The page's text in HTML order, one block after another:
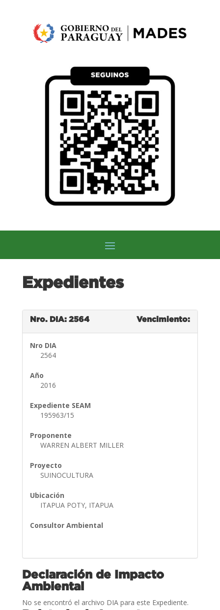
Expedientes
Nro. DIA: 2564 Vencimiento:
Nro DIA
2564
Año
2016
Expediente SEAM
195963/15
Proponente
WARREN ALBERT MILLER
Proyecto
SUINOCULTURA
Ubicación
ITAPUA POTY, ITAPUA
Consultor Ambiental
Declaración de Impacto
Ambiental
No se encontró el archivo DIA para este Expediente.